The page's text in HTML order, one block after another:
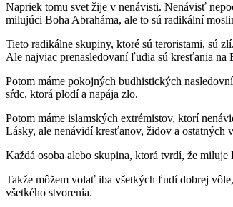
Napriek tomu svet žije v nenávisti. Nenávisť
milujúci Boha Abraháma, ale to sú radikální
Tieto radikálne skupiny, ktoré sú teroristami, sú
Ale najviac prenasledovaní ľudia sú kresťania
Potom máme pokojných budhistických
sŕdc, ktorá plodí a napája zlo.
Potom máme islamských extrémistov, ktorí
Lásky, ale nenávidí kresťanov, židov a ostatných
Každá osoba alebo skupina, ktorá tvrdí, že
Takže môžem volať iba všetkých ľudí dobrej
všetkého stvorenia.